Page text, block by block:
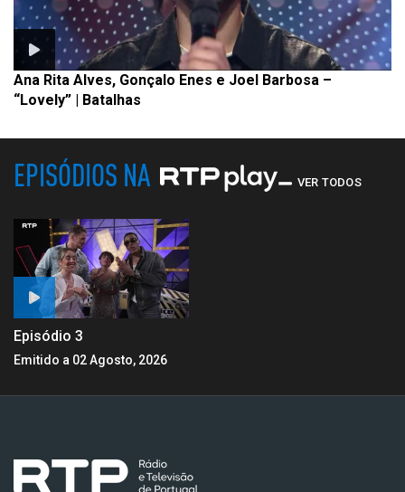
Ana Rita Alves, Gonçalo Enes e Joel Barbosa –
“Lovely” | Batalhas
EPISÓDIOS NA VER TODOS
Episódio 3
Emitido a 02 Agosto, 2026